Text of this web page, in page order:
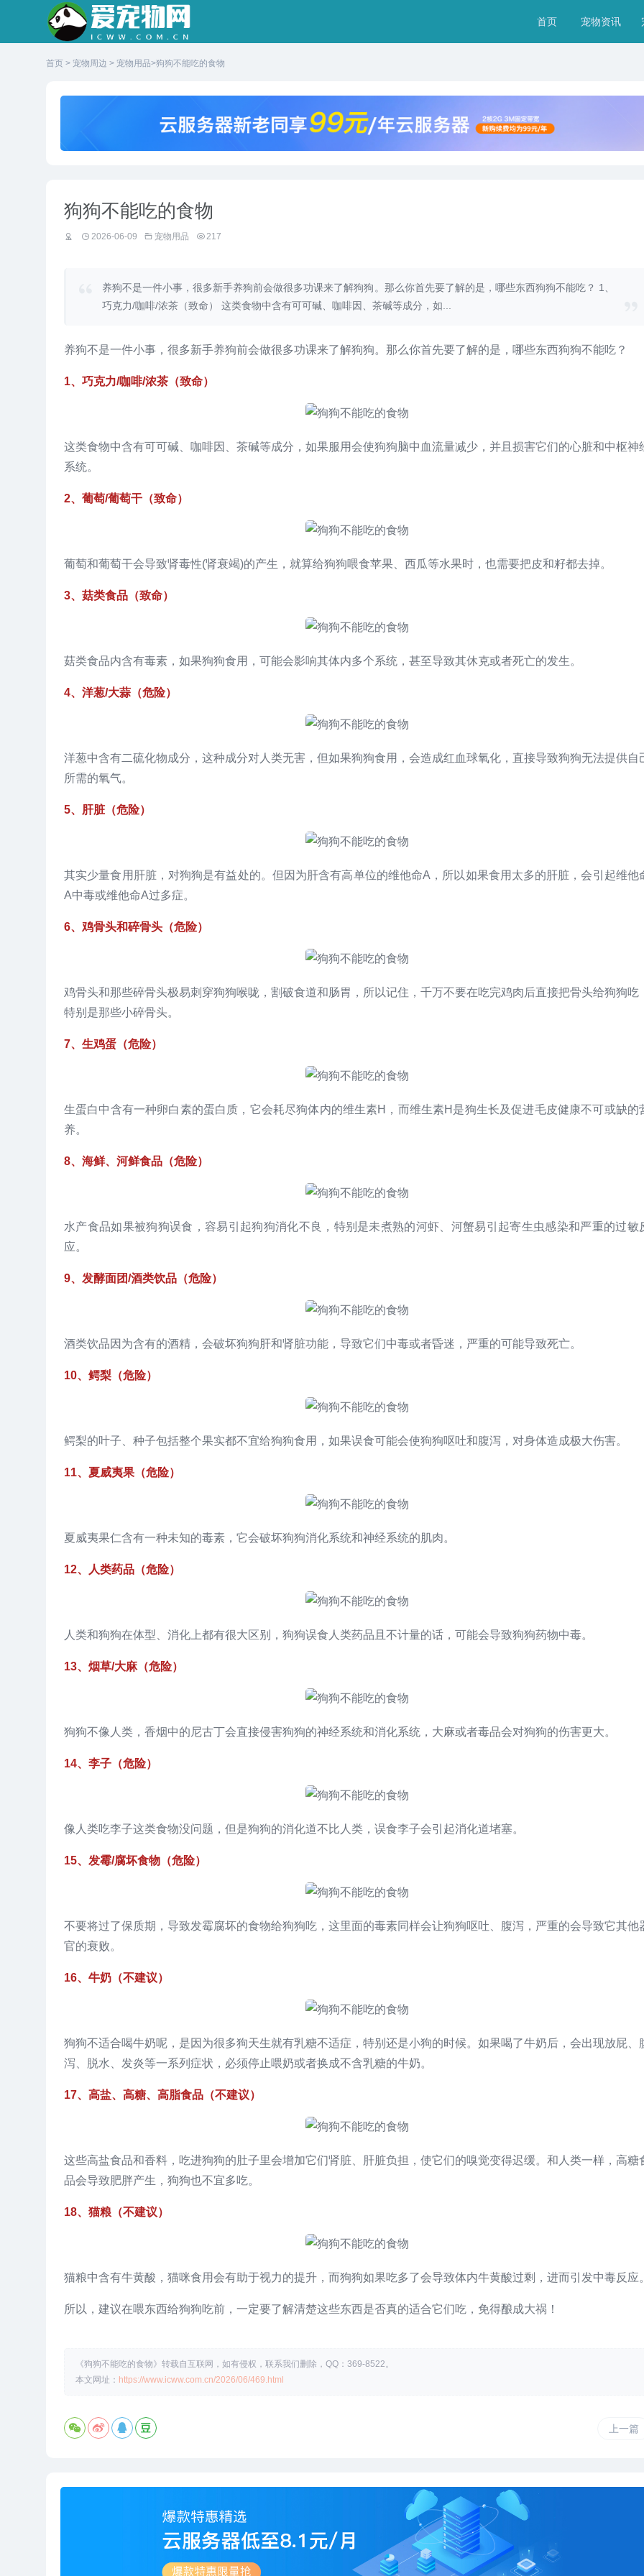
首页 宠物资讯
首页 > 宠物周边 > 宠物用品>狗狗不能吃的食物
狗狗不能吃的食物
2026-06-09 宠物用品 217
养狗不是一件小事，很多新手养狗前会做很多功课来了解狗狗。那么你首先要了解的是，哪些东西狗狗不能吃？ 1、
巧克力/咖啡/浓茶（致命） 这类食物中含有可可碱、咖啡因、茶碱等成分，如...
养狗不是一件小事，很多新手养狗前会做很多功课来了解狗狗。那么你首先要了解的是，哪些东西狗狗不能吃？
1、巧克力/咖啡/浓茶（致命）
这类食物中含有可可碱、咖啡因、茶碱等成分，如果服用会使狗狗脑中血流量减少，并且损害它们的心脏和中枢神
系统。
2、葡萄/葡萄干（致命）
葡萄和葡萄干会导致肾毒性(肾衰竭)的产生，就算给狗狗喂食苹果、西瓜等水果时，也需要把皮和籽都去掉。
3、菇类食品（致命）
菇类食品内含有毒素，如果狗狗食用，可能会影响其体内多个系统，甚至导致其休克或者死亡的发生。
4、洋葱/大蒜（危险）
洋葱中含有二硫化物成分，这种成分对人类无害，但如果狗狗食用，会造成红血球氧化，直接导致狗狗无法提供自
所需的氧气。
5、肝脏（危险）
其实少量食用肝脏，对狗狗是有益处的。但因为肝含有高单位的维他命A，所以如果食用太多的肝脏，会引起维他
A中毒或维他命A过多症。
6、鸡骨头和碎骨头（危险）
鸡骨头和那些碎骨头极易刺穿狗狗喉咙，割破食道和肠胃，所以记住，千万不要在吃完鸡肉后直接把骨头给狗狗吃
特别是那些小碎骨头。
7、生鸡蛋（危险）
生蛋白中含有一种卵白素的蛋白质，它会耗尽狗体内的维生素H，而维生素H是狗生长及促进毛皮健康不可或缺的
养。
8、海鲜、河鲜食品（危险）
水产食品如果被狗狗误食，容易引起狗狗消化不良，特别是未煮熟的河虾、河蟹易引起寄生虫感染和严重的过敏
应。
9、发酵面团/酒类饮品（危险）
酒类饮品因为含有的酒精，会破坏狗狗肝和肾脏功能，导致它们中毒或者昏迷，严重的可能导致死亡。
10、鳄梨（危险）
鳄梨的叶子、种子包括整个果实都不宜给狗狗食用，如果误食可能会使狗狗呕吐和腹泻，对身体造成极大伤害。
11、夏威夷果（危险）
夏威夷果仁含有一种未知的毒素，它会破坏狗狗消化系统和神经系统的肌肉。
12、人类药品（危险）
人类和狗狗在体型、消化上都有很大区别，狗狗误食人类药品且不计量的话，可能会导致狗狗药物中毒。
13、烟草/大麻（危险）
狗狗不像人类，香烟中的尼古丁会直接侵害狗狗的神经系统和消化系统，大麻或者毒品会对狗狗的伤害更大。
14、李子（危险）
像人类吃李子这类食物没问题，但是狗狗的消化道不比人类，误食李子会引起消化道堵塞。
15、发霉/腐坏食物（危险）
不要将过了保质期，导致发霉腐坏的食物给狗狗吃，这里面的毒素同样会让狗狗呕吐、腹泻，严重的会导致它其他
官的衰败。
16、牛奶（不建议）
狗狗不适合喝牛奶呢，是因为很多狗天生就有乳糖不适症，特别还是小狗的时候。如果喝了牛奶后，会出现放屁、
泻、脱水、发炎等一系列症状，必须停止喂奶或者换成不含乳糖的牛奶。
17、高盐、高糖、高脂食品（不建议）
这些高盐食品和香料，吃进狗狗的肚子里会增加它们肾脏、肝脏负担，使它们的嗅觉变得迟缓。和人类一样，高糖
品会导致肥胖产生，狗狗也不宜多吃。
18、猫粮（不建议）
猫粮中含有牛黄酸，猫咪食用会有助于视力的提升，而狗狗如果吃多了会导致体内牛黄酸过剩，进而引发中毒反应
所以，建议在喂东西给狗狗吃前，一定要了解清楚这些东西是否真的适合它们吃，免得酿成大祸！
《狗狗不能吃的食物》转载自互联网，如有侵权，联系我们删除，QQ：369-8522。
本文网址： https://www.icww.com.cn/2026/06/469.html
上一篇